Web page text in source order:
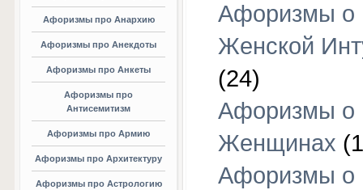
Афоризмы про Анархию
Афоризмы про Анекдоты
Афоризмы про Анкеты
Афоризмы про
Антисемитизм
Афоризмы про Армию
Афоризмы про Архитектуру
Афоризмы про Астрологию
Афоризмы о
Женской
(24)
Афоризмы о
Женщинах
Афоризмы о